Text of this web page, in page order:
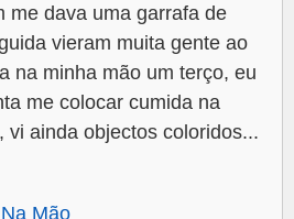
me dava uma garrafa de
vieram muita gente ao
na minha mão um terço, eu
me colocar cumida na
vi ainda objectos coloridos...
Mão